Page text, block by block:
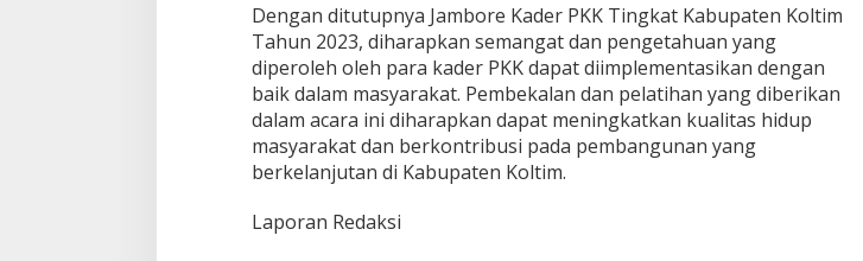
Dengan ditutupnya Jambore Kader PKK Tingkat Kabupaten Koltim
Tahun 2023, diharapkan semangat dan pengetahuan yang
diperoleh oleh para kader PKK dapat diimplementasikan dengan
baik dalam masyarakat. Pembekalan dan pelatihan yang diberikan
dalam acara ini diharapkan dapat meningkatkan kualitas hidup
masyarakat dan berkontribusi pada pembangunan yang
berkelanjutan di Kabupaten Koltim.
Laporan Redaksi